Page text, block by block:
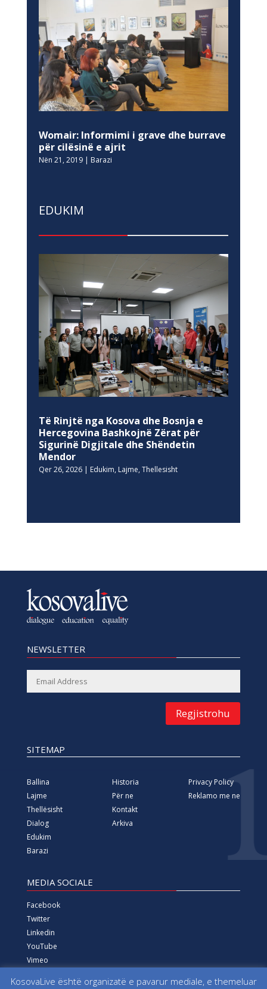
Womair: Informimi i grave dhe burrave
për cilësinë e ajrit
Nën 21, 2019| Barazi
EDUKIM
Të Rinjtë nga Kosova dhe Bosnja e
Hercegovina Bashkojnë Zërat për
Sigurinë Digjitale dhe Shëndetin
Mendor
Qer 26, 2026| Edukim, Lajme, Thellesisht
NEWSLETTER
Regjistrohu
SITEMAP
Ballina
Lajme
Thellësisht
Dialog
Edukim
Barazi
Historia
Për ne
Kontakt
Arkiva
Privacy Policy
Reklamo me ne
MEDIA SOCIALE
Facebook
Twitter
Linkedin
YouTube
Vimeo
KosovaLive është organizatë e pavarur mediale, e themeluar